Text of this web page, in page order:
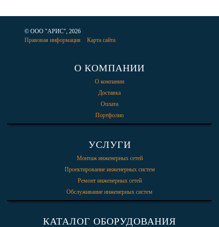
© ООО "АРИС", 2026
Правовая информация
Карта сайта
О КОМПАНИИ
О компании
Доставка
Оплата
Портфолио
УСЛУГИ
Монтаж инженерных сетей
Проектирование инженерных систем
Ремонт инженерных сетей
Обслуживание инженерных систем
КАТАЛОГ ОБОРУДОВАНИЯ